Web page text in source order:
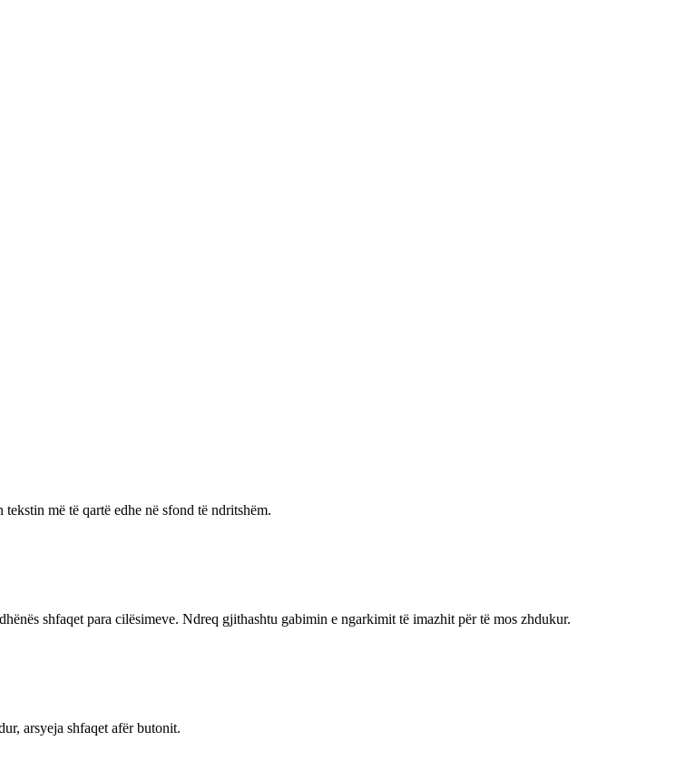
më të qartë edhe në sfond të ndritshëm.
shfaqet para cilësimeve. Ndreq gjithashtu gabimin e ngarkimit të imazhit për të mos zhdukur.
arsyeja shfaqet afër butonit.